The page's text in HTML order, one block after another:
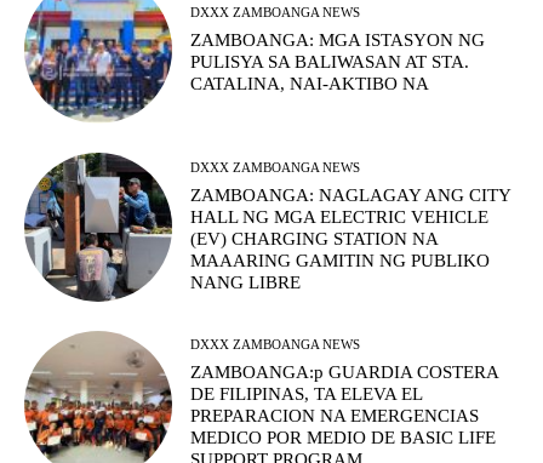
DXXX ZAMBOANGA NEWS
ZAMBOANGA: MGA ISTASYON NG
PULISYA SA BALIWASAN AT STA.
CATALINA, NAI-AKTIBO NA
DXXX ZAMBOANGA NEWS
ZAMBOANGA: NAGLAGAY ANG CITY
HALL NG MGA ELECTRIC VEHICLE
(EV) CHARGING STATION NA
MAAARING GAMITIN NG PUBLIKO
NANG LIBRE
DXXX ZAMBOANGA NEWS
ZAMBOANGA:p GUARDIA COSTERA
DE FILIPINAS, TA ELEVA EL
PREPARACION NA EMERGENCIAS
MEDICO POR MEDIO DE BASIC LIFE